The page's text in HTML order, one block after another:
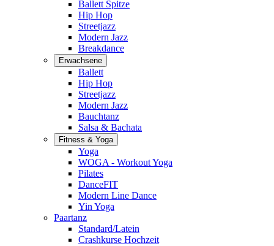
Ballett Spitze
Hip Hop
Streetjazz
Modern Jazz
Breakdance
Erwachsene
Ballett
Hip Hop
Streetjazz
Modern Jazz
Bauchtanz
Salsa & Bachata
Fitness & Yoga
Yoga
WOGA - Workout Yoga
Pilates
DanceFIT
Modern Line Dance
Yin Yoga
Paartanz
Standard/Latein
Crashkurse Hochzeit